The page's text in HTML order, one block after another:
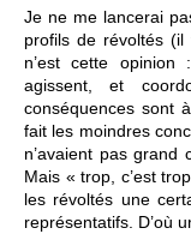
Je ne me lancerai
profils de révoltés
n’est cette
agissent, et
conséquences sont
fait les moindres
n’avaient pas grand
Mais « trop, c’est
les révoltés une
représentatifs. D’où